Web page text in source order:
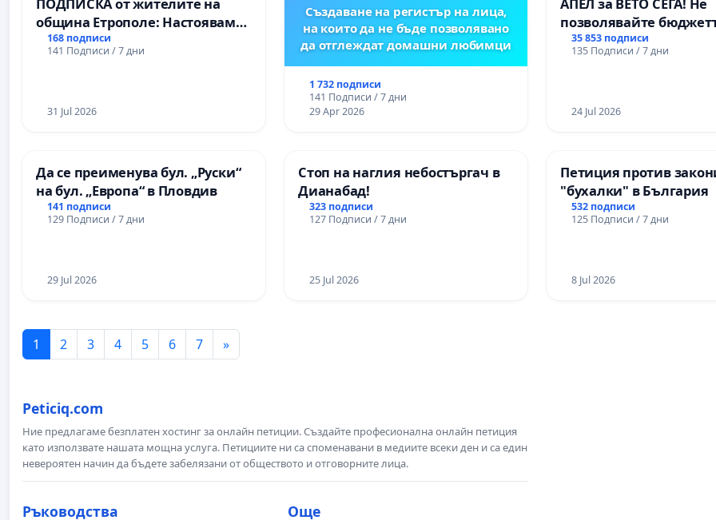
община Етрополе: Настояваме
за ясни гаранции от “Елаците-
МЕД” АД и от държавата, че ще
168 подписи
141 Подписи / 7 дни
31 Jul 2026
Създаване на регистър на лица,
на които да не бъде позволявано
да отглеждат домашни любимци
1 732 подписи
141 Подписи / 7 дни
29 Apr 2026
позволявайте
Радев да открадне
правата ни в тъмното
35 853 подписи
135 Подписи / 7 дни
24 Jul 2026
Да се преименува бул. „Руски“
на бул. „Европа“ в Пловдив
141 подписи
129 Подписи / 7 дни
29 Jul 2026
Стоп на наглия небостъргач в
Дианабад!
323 подписи
127 Подписи / 7 дни
25 Jul 2026
Петиция против
"бухалки" в България
532 подписи
125 Подписи / 7 дни
8 Jul 2026
1 2 3 4 5 6 7 »
Peticiq.com
Ние предлагаме безплатен хостинг за онлайн петиции. Създайте професионална онлайн петиция
като използвате нашата мощна услуга. Петициите ни са споменавани в медиите всеки ден и са един
невероятен начин да бъдете забелязани от обществото и отговорните лица.
Ръководства Още